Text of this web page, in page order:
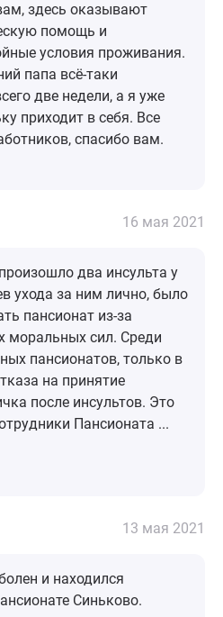
здесь оказывают
помощь и
условия проживания.
папа всё-таки
две недели, а я уже
приходит в себя. Все
спасибо вам.
16 мая 2021
два инсульта у
ухода за ним лично, было
пансионат из-за
моральных сил. Среди
пансионатов, только в
на принятие
после инсультов. Это
Пансионата ...
13 мая 2021
и находился
Синьково.